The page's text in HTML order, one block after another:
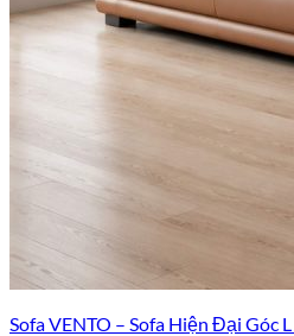
Sofa VENTO – Sofa Hiện Đại Góc